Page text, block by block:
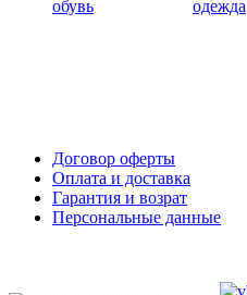
обувь
одежда
Договор оферты
Оплата и доставка
Гарантия и возрат
Персональные данные